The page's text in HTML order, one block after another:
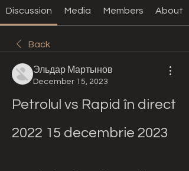
Discussion Media Members About
Back
Эльдар Мартынов
December 15, 2023
Petrolul vs Rapid în direct
2022 15 decembrie 2023